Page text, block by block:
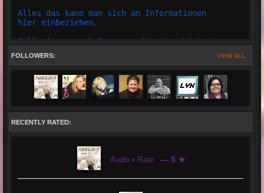
Alles das kann man sich an Informationen
hier einbeziehen.
Falls immer noch Fragen auftauchen bietet
Schausteller Radio hat auch einen eigenen
Teamspeak, wo jeder auch m,it dem Team
oder Gästen Plaudern kann.
Auch eine Übersichtliche Shoutbox besitzt
Mitglied seine Grüße hinterlassen darf.
Die Page von Schausteller Radio hat Übersichtliche
Panels eingerichtet, so das sich jeder schnell
zurecht findet.
VIEW ALL
FOLLOWERS:
RECENTLY RATED:
Audio • Rate — 5 ★